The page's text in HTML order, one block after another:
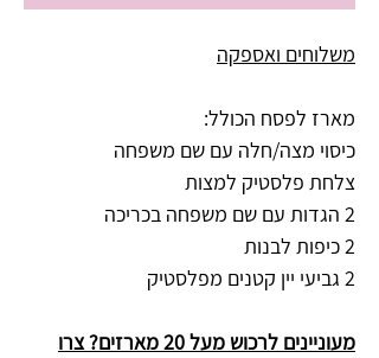
משלוחים ואספקה
מארז לפסח הכולל:
כיסוי מצה/חלה עם שם משפחה
צלחת פלסטיק למצות
2 הגדות עם שם משפחה בכריכה
2 כיפות לבנות
2 גביעי יין קטנים מפלסטיק
מעוניינים לרכוש מעל 20 מארזים? צרו